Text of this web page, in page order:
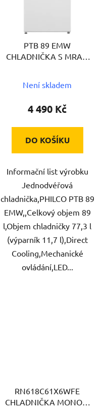
PTB 89 EMW
CHLADNIČKA S MRAZ.
Není skladem
4 490 Kč
DO KOŠÍKU
Informační list výrobku
Jednodvéřová
chladnička,PHILCO PTB 89
EMW,,Celkový objem 89
l,Objem chladničky 77,3 l
(výparník 11,7 l),Direct
Cooling,Mechanické
ovládání,LED...
RN618C61X6WFE
CHLADNIČKA MONOK.